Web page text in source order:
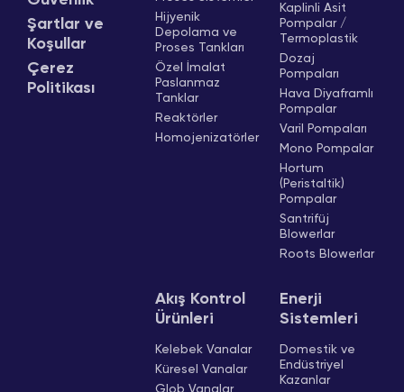
Şartlar ve
Koşullar
Çerez
Politikası
Hijyenik
Depolama ve
Proses Tankları
Özel İmalat
Paslanmaz
Tanklar
Reaktörler
Homojenizatörler
Kaplinli Asit
Pompalar /
Termoplastik
Dozaj
Pompaları
Hava Diyaframlı
Pompalar
Varil Pompaları
Mono Pompalar
Hortum
(Peristaltik)
Pompalar
Santrifüj
Blowerlar
Roots Blowerlar
Akış Kontrol
Ürünleri
Kelebek Vanalar
Küresel Vanalar
Enerji
Sistemleri
Domestik ve
Endüstriyel
Kazanlar